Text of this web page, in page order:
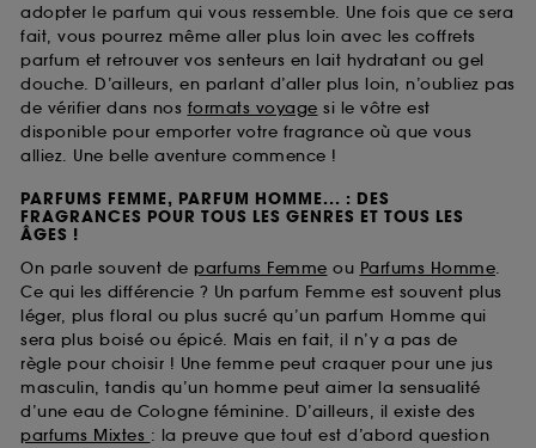
adopter le parfum qui vous ressemble. Une fois que ce sera
fait, vous pourrez même aller plus loin avec les coffrets
parfum et retrouver vos senteurs en lait hydratant ou gel
douche. D’ailleurs, en parlant d’aller plus loin, n’oubliez pas
de vérifier dans nos formats voyage si le vôtre est
disponible pour emporter votre fragrance où que vous
alliez. Une belle aventure commence !
PARFUMS FEMME, PARFUM HOMME... : DES
FRAGRANCES POUR TOUS LES GENRES ET TOUS LES
ÂGES !
On parle souvent de parfums Femme ou Parfums Homme.
Ce qui les différencie ? Un parfum Femme est souvent plus
léger, plus floral ou plus sucré qu’un parfum Homme qui
sera plus boisé ou épicé. Mais en fait, il n’y a pas de
règle pour choisir ! Une femme peut craquer pour une jus
masculin, tandis qu’un homme peut aimer la sensualité
d’une eau de Cologne féminine. D’ailleurs, il existe des
parfums Mixtes : la preuve que tout est d’abord question